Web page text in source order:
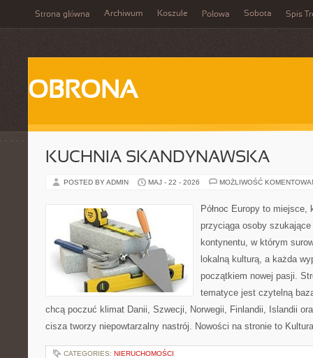
Strona główna Archiwum Koszule Połowa Sobota Spis
OBRONA
KUCHNIA SKANDYNAWSKA
POSTED BY ADMIN MAJ - 22 - 2026 MOŻLIWOŚĆ
Północ Europy to miejsce,
przyciąga osoby
kontynentu, w którym
lokalną kulturą, a każda
początkiem nowej pasji.
tematyce jest czytelną
chcą poczuć klimat Danii, Szwecji, Norwegii, Finlandii, Islandii
cisza tworzy niepowtarzalny nastrój. Nowości na stronie to
CATEGORIES: NIERUCHOMOŚCI